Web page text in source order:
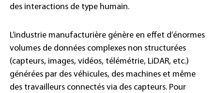
des interactions de type humain.
L’industrie manufacturière génère en effet d’énormes
volumes de données complexes non structurées
(capteurs, images, vidéos, télémétrie, LiDAR, etc.)
générées par des véhicules, des machines et même
des travailleurs connectés via des capteurs. Pour